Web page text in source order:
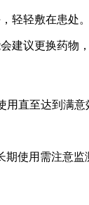
轻轻敷在患处。
建议更换药物
直至达到满
使用需注意监